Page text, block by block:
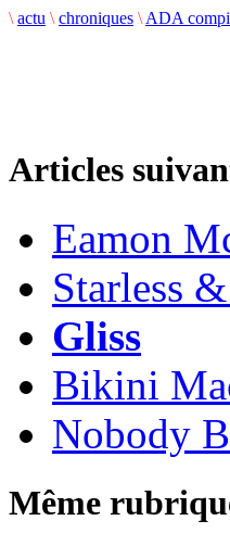
\ actu \ chroniques \ ADA
Articles
Eamon
Starless
Gliss
Bikini
Nobody
Même